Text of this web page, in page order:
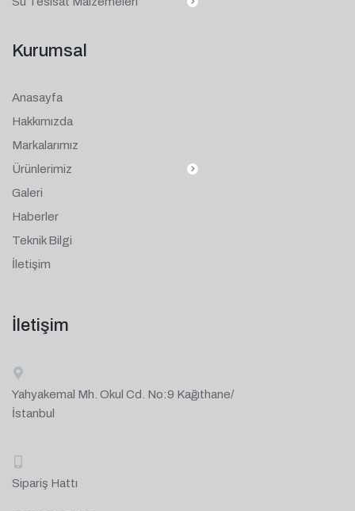
Kurumsal
Anasayfa
Hakkımızda
Markalarımız
Ürünlerimiz
Galeri
Haberler
Teknik Bilgi
İletişim
İletişim
Yahyakemal Mh. Okul Cd. No:9 Kağıthane/
İstanbul
Sipariş Hattı